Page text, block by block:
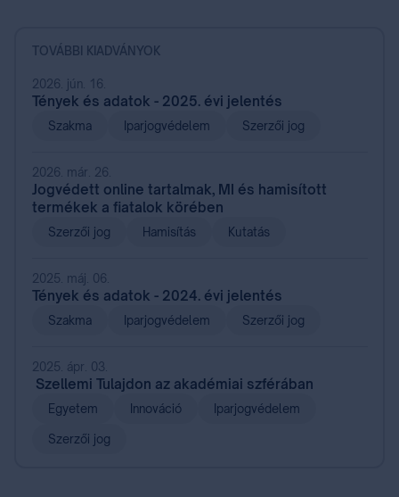
TOVÁBBI KIADVÁNYOK
2026. jún. 16.
Tények és adatok - 2025. évi jelentés
Szakma Iparjogvédelem Szerzői jog
2026. már. 26.
Jogvédett online tartalmak, MI és hamisított
termékek a fiatalok körében
Szerzői jog Hamisítás Kutatás
2025. máj. 06.
Tények és adatok - 2024. évi jelentés
Szakma Iparjogvédelem Szerzői jog
2025. ápr. 03.
Szellemi Tulajdon az akadémiai szférában
Egyetem Innováció Iparjogvédelem
Szerzői jog